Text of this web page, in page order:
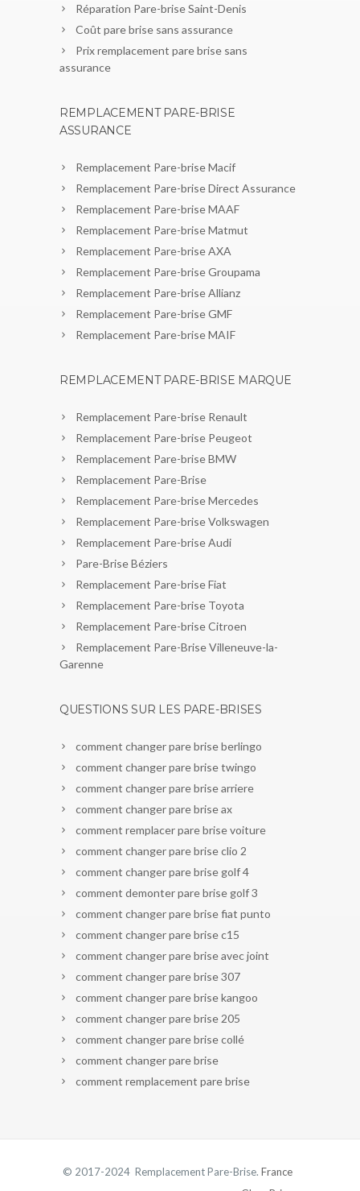
Réparation Pare-brise Saint-Denis
Coût pare brise sans assurance
Prix remplacement pare brise sans
assurance
REMPLACEMENT PARE-BRISE
ASSURANCE
Remplacement Pare-brise Macif
Remplacement Pare-brise Direct Assurance
Remplacement Pare-brise MAAF
Remplacement Pare-brise Matmut
Remplacement Pare-brise AXA
Remplacement Pare-brise Groupama
Remplacement Pare-brise Allianz
Remplacement Pare-brise GMF
Remplacement Pare-brise MAIF
REMPLACEMENT PARE-BRISE MARQUE
Remplacement Pare-brise Renault
Remplacement Pare-brise Peugeot
Remplacement Pare-brise BMW
Remplacement Pare-Brise
Remplacement Pare-brise Mercedes
Remplacement Pare-brise Volkswagen
Remplacement Pare-brise Audi
Pare-Brise Béziers
Remplacement Pare-brise Fiat
Remplacement Pare-brise Toyota
Remplacement Pare-brise Citroen
Remplacement Pare-Brise Villeneuve-la-
Garenne
QUESTIONS SUR LES PARE-BRISES
comment changer pare brise berlingo
comment changer pare brise twingo
comment changer pare brise arriere
comment changer pare brise ax
comment remplacer pare brise voiture
comment changer pare brise clio 2
comment changer pare brise golf 4
comment demonter pare brise golf 3
comment changer pare brise fiat punto
comment changer pare brise c15
comment changer pare brise avec joint
comment changer pare brise 307
comment changer pare brise kangoo
comment changer pare brise 205
comment changer pare brise collé
comment changer pare brise
comment remplacement pare brise
© 2017-2024 Remplacement Pare-Brise. France